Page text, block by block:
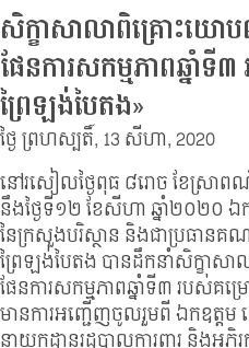
សិក្ខាសាលាពិគ្រោះយោប
ផែនការសកម្មភាពឆ្នាំទី
ព្រៃឡង់បៃតង»
ថ្ងៃ ព្រហស្បតិ៍, 13 សីហា, 2020
នៅរសៀលថ្ងៃពុធ ៨រោច ខែស្រា
នឹងថ្ងៃទី១២ ខែសីហា ឆ្នាំ២០២០ ឯ
នៃក្រសួងបរិស្ថាន និងជាប្រធានគ
ព្រៃឡង់បៃតង បានដឹកនាំសិក្ខាស
ផែនការសកម្មភាពឆ្នាំទី៣ របស់គ
មានការអញ្ជើញចូលរួមពី ឯកឧត្ត
នាយកដ្ឋានរដ្ឋបាលការពារ និងអភិ